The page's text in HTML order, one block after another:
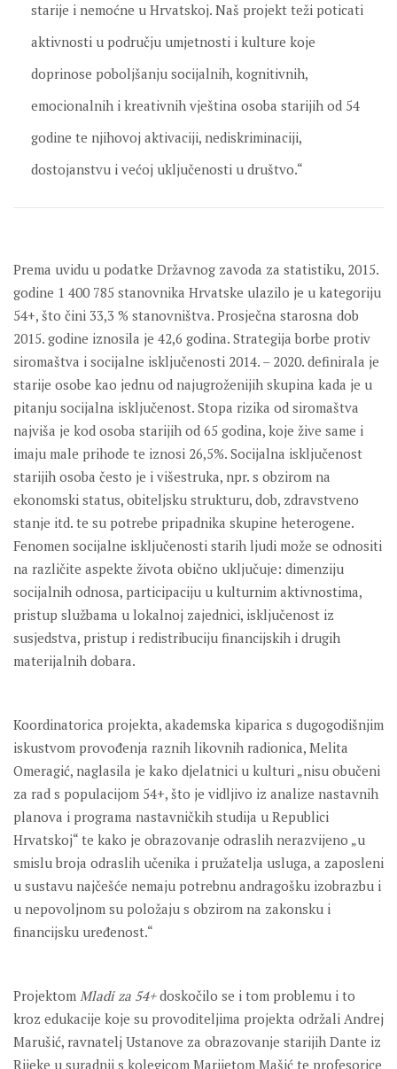
starije i nemoćne u Hrvatskoj. Naš projekt teži poticati
aktivnosti u području umjetnosti i kulture koje
doprinose poboljšanju socijalnih, kognitivnih,
emocionalnih i kreativnih vještina osoba starijih od 54
godine te njihovoj aktivaciji, nediskriminaciji,
dostojanstvu i većoj uključenosti u društvo.“
Prema uvidu u podatke Državnog zavoda za statistiku, 2015.
godine 1 400 785 stanovnika Hrvatske ulazilo je u kategoriju
54+, što čini 33,3 % stanovništva. Prosječna starosna dob
2015. godine iznosila je 42,6 godina. Strategija borbe protiv
siromaštva i socijalne isključenosti 2014. – 2020. definirala je
starije osobe kao jednu od najugroženijih skupina kada je u
pitanju socijalna isključenost. Stopa rizika od siromaštva
najviša je kod osoba starijih od 65 godina, koje žive same i
imaju male prihode te iznosi 26,5%. Socijalna isključenost
starijih osoba često je i višestruka, npr. s obzirom na
ekonomski status, obiteljsku strukturu, dob, zdravstveno
stanje itd. te su potrebe pripadnika skupine heterogene.
Fenomen socijalne isključenosti starih ljudi može se odnositi
na različite aspekte života obično uključuje: dimenziju
socijalnih odnosa, participaciju u kulturnim aktivnostima,
pristup službama u lokalnoj zajednici, isključenost iz
susjedstva, pristup i redistribuciju financijskih i drugih
materijalnih dobara.
Koordinatorica projekta, akademska kiparica s dugogodišnjim
iskustvom provođenja raznih likovnih radionica, Melita
Omeragić, naglasila je kako djelatnici u kulturi „nisu obučeni
za rad s populacijom 54+, što je vidljivo iz analize nastavnih
planova i programa nastavničkih studija u Republici
Hrvatskoj“ te kako je obrazovanje odraslih nerazvijeno „u
smislu broja odraslih učenika i pružatelja usluga, a zaposleni
u sustavu najčešće nemaju potrebnu andragošku izobrazbu i
u nepovoljnom su položaju s obzirom na zakonsku i
financijsku uređenost.“
Projektom Mladi za 54+doskočilo se i tom problemu i to
kroz edukacije koje su provoditeljima projekta održali Andrej
Marušić, ravnatelj Ustanove za obrazovanje starijih Dante iz
Rijeke u suradnji s kolegicom Marijetom Mašić te profesorice